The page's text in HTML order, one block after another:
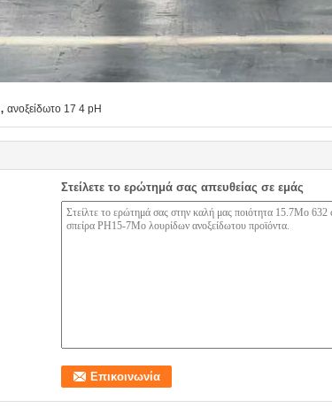
, ανοξείδωτο 17 4 pH
Στείλετε το ερώτημά σας απευθείας σε εμάς